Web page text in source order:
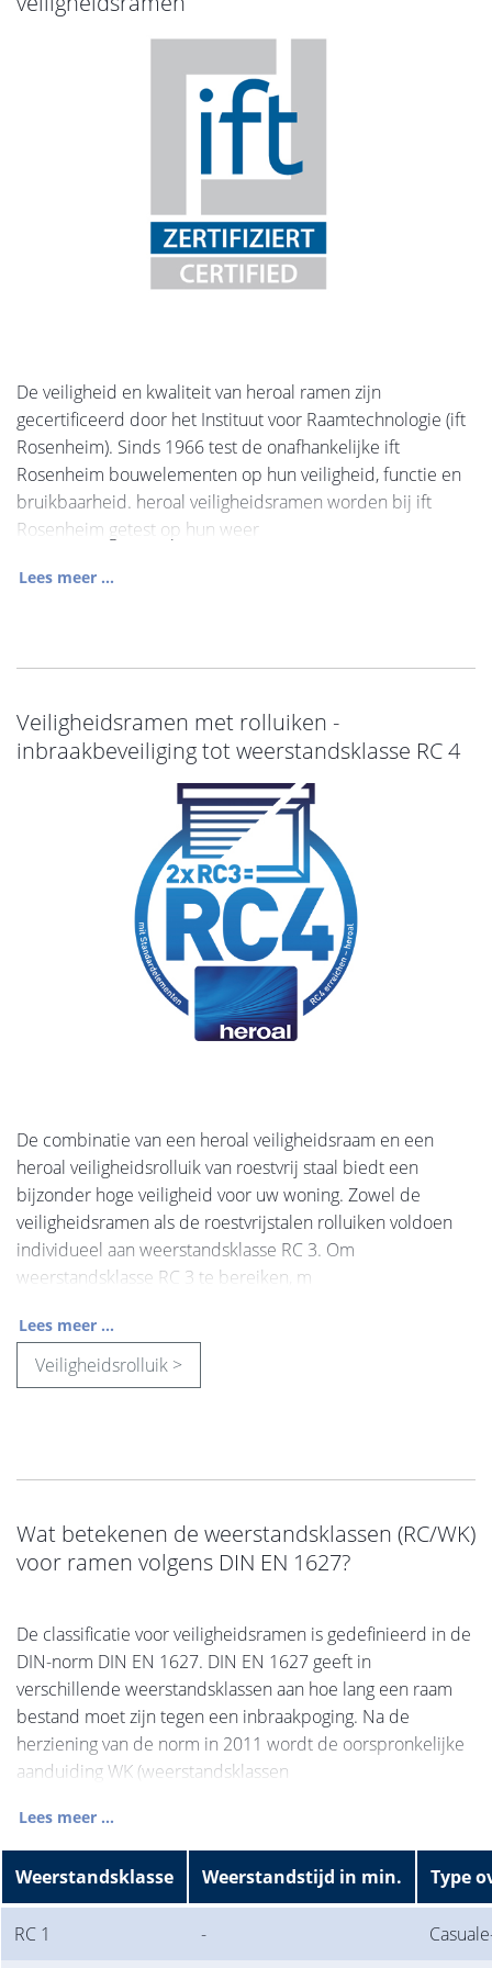
De veiligheid en kwaliteit van heroal ramen zijn
gecertificeerd door het Instituut voor Raamtechnologie (ift
Rosenheim). Sinds 1966 test de onafhankelijke ift
Rosenheim bouwelementen op hun veiligheid, functie en
bruikbaarheid. heroal veiligheidsramen worden bij ift
Rosenheim getest op hun weer
Lees meer ...
Veiligheidsramen met rolluiken -
inbraakbeveiliging tot weerstandsklasse RC 4
De combinatie van een heroal veiligheidsraam en een
heroal veiligheidsrolluik van roestvrij staal biedt een
bijzonder hoge veiligheid voor uw woning. Zowel de
veiligheidsramen als de roestvrijstalen rolluiken voldoen
individueel aan weerstandsklasse RC 3. Om
weerstandsklasse RC 3 te bereiken, m
Lees meer ...
Veiligheidsrolluik >
Wat betekenen de weerstandsklassen (RC/WK)
voor ramen volgens DIN EN 1627?
De classificatie voor veiligheidsramen is gedefinieerd in de
DIN-norm DIN EN 1627. DIN EN 1627 geeft in
verschillende weerstandsklassen aan hoe lang een raam
bestand moet zijn tegen een inbraakpoging. Na de
herziening van de norm in 2011 wordt de oorspronkelijke
aanduiding WK (weerstandsklassen
Lees meer ...
Weerstandsklasse Weerstandstijd in min. Type
RC 1 -